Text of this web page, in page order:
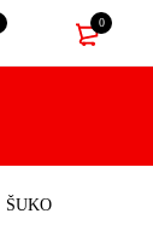
0
ŠUKO